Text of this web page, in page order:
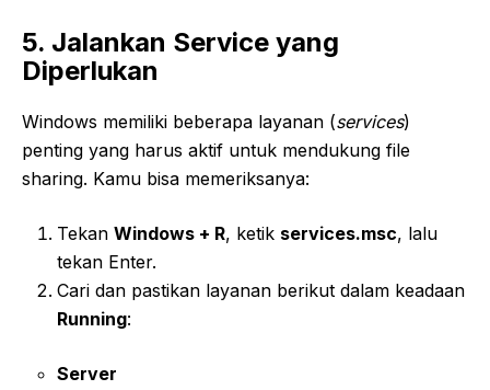
5. Jalankan Service yang
Diperlukan
Windows memiliki beberapa layanan (services)
penting yang harus aktif untuk mendukung file
sharing. Kamu bisa memeriksanya:
Tekan Windows + R, ketik services.msc, lalu
tekan Enter.
Cari dan pastikan layanan berikut dalam keadaan
Running:
Server